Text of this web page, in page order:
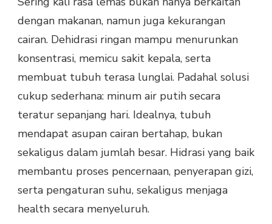
dengan makanan, namun juga kekurangan
cairan. Dehidrasi ringan mampu menurunkan
konsentrasi, memicu sakit kepala, serta
membuat tubuh terasa lunglai. Padahal solusi
cukup sederhana: minum air putih secara
teratur sepanjang hari. Idealnya, tubuh
mendapat asupan cairan bertahap, bukan
sekaligus dalam jumlah besar. Hidrasi yang baik
membantu proses pencernaan, penyerapan gizi,
serta pengaturan suhu, sekaligus menjaga
health secara menyeluruh.